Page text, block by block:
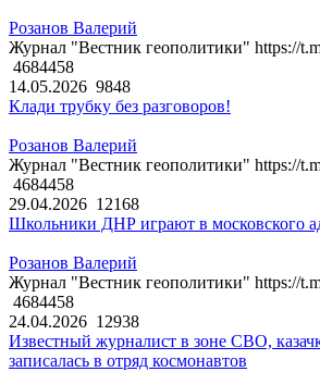
Розанов Валерий
Журнал "Вестник геополитики" https://
4684458
14.05.2026 9848
Клади трубку без разговоров!
Розанов Валерий
Журнал "Вестник геополитики" https://
4684458
29.04.2026 12168
Школьники ДНР играют в московского
Розанов Валерий
Журнал "Вестник геополитики" https://
4684458
24.04.2026 12938
Известный журналист в зоне СВО,
записалась в отряд космонавтов